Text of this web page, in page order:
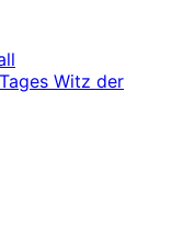
Witz der